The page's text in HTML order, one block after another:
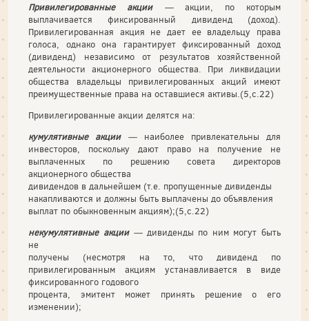
Привилегированные акции— акции, по которым
выплачивается фиксированный дивиденд (доход).
Привилегированная акция не дает ее владельцу права
голоса, однако она гарантирует фиксиро­ванный доход
(дивиденд) независимо от результатов хозяйствен­ной
деятельности акционерного общества. При ликвидации
об­щества владельцы привилегированных акций имеют
преимуще­ственные права на оставшиеся активы.(5,с.22)
Привилегированные акции делятся на:
кумулятивные акции— наиболее привлекательны для
инвесторов, поскольку дают право на получение не
выплачен­ных по решению совета директоров
акционерного общества
дивидендов в дальнейшем (т.е. пропущенные дивиденды
накапливаются и должны быть выплачены до объявления
выплат по обыкновенным акциям);(5,с.22)
некумулятивные акции— дивиденды по ним могут быть
не
получены (несмотря на то, что дивиденд по
привилегирован­ным акциям устанавливается в виде
фиксированного годового
процента, эмитент может принять решение о его
изменении);